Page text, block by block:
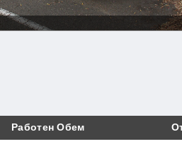
Работен Обем